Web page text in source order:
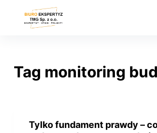
Tag monitoring
Tylko fundament prawdy –